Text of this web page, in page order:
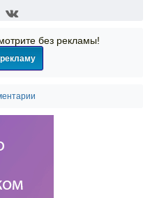
без рекламы!